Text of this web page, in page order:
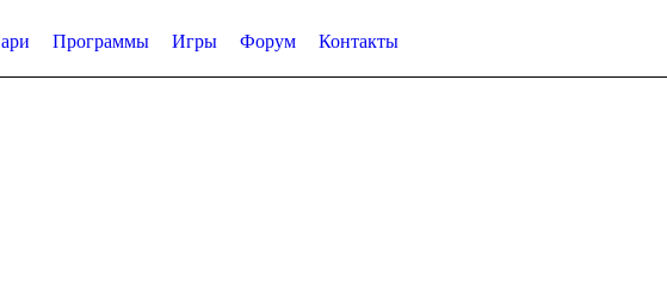
Программы Игры Форум Контакты